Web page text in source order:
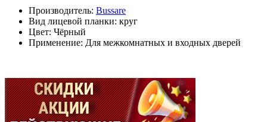
Производитель: Bussare
Вид лицевой планки: круг
Цвет: Чёрный
Применение: Для межкомнатных и входных дверей